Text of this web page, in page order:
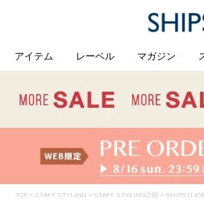
アイテム レーベル マガジン
TOP> STAFF STYLING> STAFF STYLING詳細 > SHIPS